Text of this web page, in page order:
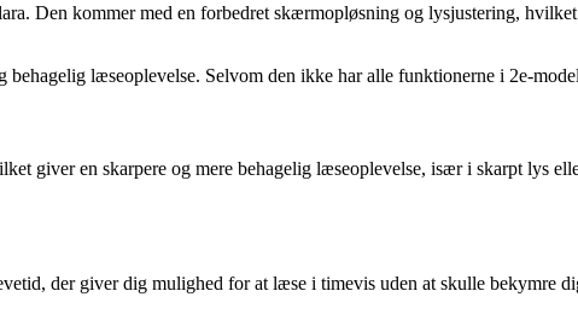
Den kommer med en forbedret skærmopløsning og lysjustering,
læseoplevelse. Selvom den ikke har alle funktionerne i 2e-
giver en skarpere og mere behagelig læseoplevelse, især i skarpt lys
der giver dig mulighed for at læse i timevis uden at skulle bekymre